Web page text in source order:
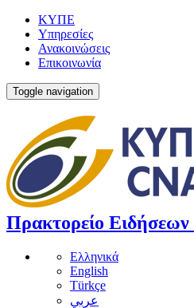
ΚΥΠΕ
Υπηρεσίες
Ανακοινώσεις
Επικοινωνία
Toggle navigation
Πρακτορείο Ειδήσεων
Ελληνικά
English
Türkçe
عربي